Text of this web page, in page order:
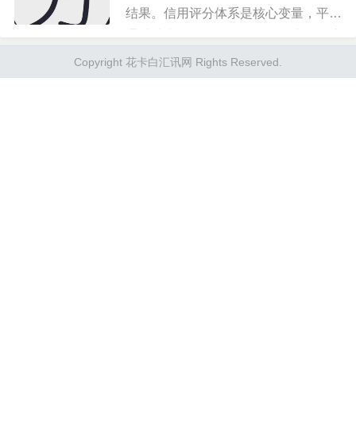
结果。信用评分体系是核心变量，平台
等维度构建多维画像。高频次的稳定消
费能强化用户价值认知，而偶尔的...
Copyright 花卡白汇讯网 Rights Reserved.